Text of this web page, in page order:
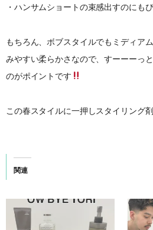
・ハンサムショートの束感出すのにもぴ
もちろん、ボブスタイルでもミディア
みやすい柔らかさなので、すーーーっ
のがポイントです︎
この春スタイルに一押しスタイリング
関連